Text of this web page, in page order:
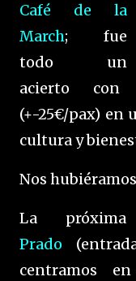
Café de la
March; fue
todo un
acierto con
(+-25€/pax) en
cultura y
Nos
La
Prado
centramos